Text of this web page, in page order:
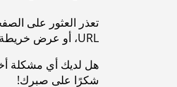
تعذر العثور على
URL، أو عرض خريطة الموقع الخاصة بنا لمساعدتك في العثور على ما تريد.
هل لديك أي مشكلة
شكرًا على صبرك!